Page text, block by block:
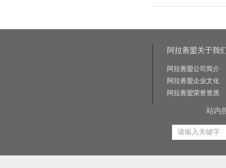
阿拉善盟关于我
阿拉善盟公司简介
阿拉善盟企业文化
阿拉善盟荣誉资质
站内